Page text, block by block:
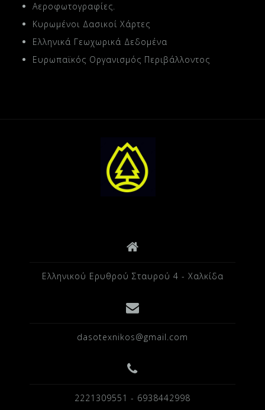
Αεροφωτογραφίες.
Κυρωμένοι Δασικοί Χάρτες
Ελληνικά Γεωχωρικά Δεδομένα
Ευρωπαϊκός Οργανισμός Περιβάλλοντος
Ελληνικού Ερυθρού Σταυρού 4 - Χαλκίδα
dasotexnikos@gmail.com
2221309551 - 6938442998